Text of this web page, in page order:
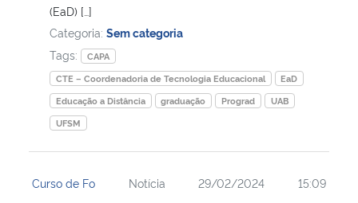
(EaD) […]
Categoria: Sem categoria
Tags:
CAPA
CTE – Coordenadoria de Tecnologia Educacional
EaD
Educação a Distância
graduação Prograd
UAB
UFSM
Curso de Fo Notícia 29/02/2024 15:09